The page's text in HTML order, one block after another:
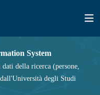
System
della ricerca (persone,
degli Studi